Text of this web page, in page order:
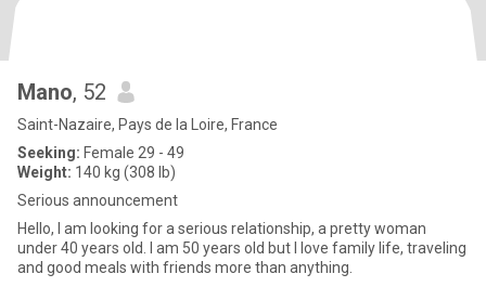
Mano, 52
Saint-Nazaire, Pays de la Loire, France
Seeking: Female 29 - 49
Weight: 140 kg (308 lb)
Serious announcement
Hello, I am looking for a serious relationship, a pretty woman
under 40 years old. I am 50 years old but I love family life, traveling
and good meals with friends more than anything.